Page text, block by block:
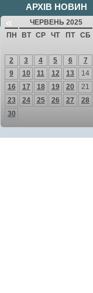
АРХІВ НОВИН
« ЧЕРВЕНЬ 2025
ПН ВТ СР ЧТ ПТ СБ
2
3 4 5 6 7
9
10 11 12 13 14
16
17 18 19 20 21
23
24 25 26 27 28
30